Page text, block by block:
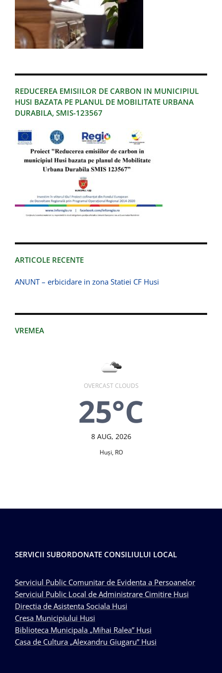
REDUCEREA EMISIILOR DE CARBON IN MUNICIPIUL
HUSI BAZATA PE PLANUL DE MOBILITATE URBANA
DURABILA, SMIS-123567
ARTICOLE RECENTE
ANUNT – erbicidare in zona Statiei CF Husi
VREMEA
OVERCAST CLOUDS
25°C
8 AUG, 2026
Huşi, RO
SERVICII SUBORDONATE CONSILIULUI LOCAL
Serviciul Public Comunitar de Evidenta a Persoanelor
Serviciul Public Local de Administrare Cimitire Husi
Directia de Asistenta Sociala Husi
Cresa Municipiului Husi
Biblioteca Municipala „Mihai Ralea” Husi
Casa de Cultura „Alexandru Giugaru” Husi